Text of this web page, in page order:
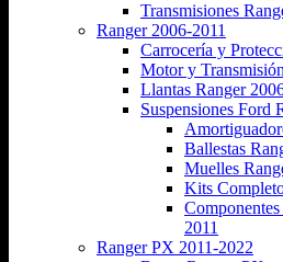
Transmisiones
Ranger 2006-2011
Carrocería y
Motor y
Llantas Ranger
Suspensiones Ford
Ballestas
Muelles
Kits
2011
Ranger PX 2011-2022